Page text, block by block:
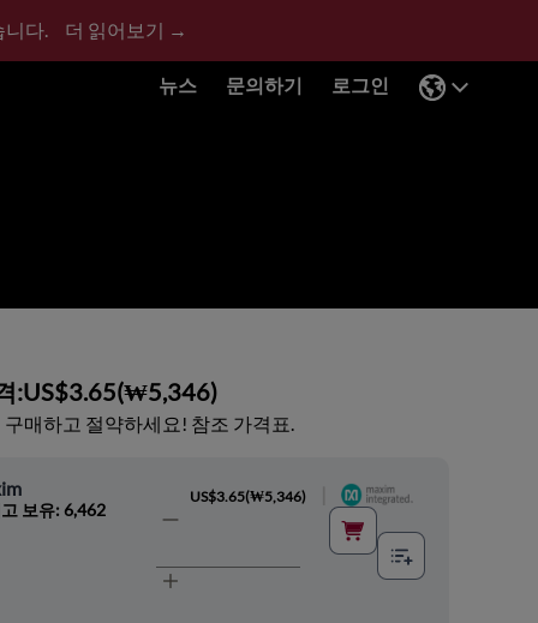
니다. 더 읽어보기 →
뉴스 문의하기 로그인
:US$3.65(₩5,346)
구매하고 절약하세요! 참조 가격표.
보유: 6,462
US$3.65(₩5,346)